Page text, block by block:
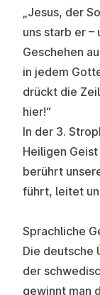
„Jesus, der
uns starb er –
Geschehen
in jedem
drückt die
hier!“
In der 3.
Heiligen
berührt
führt, leitet
Sprachliche
Die deutsche
der
gewinnt man